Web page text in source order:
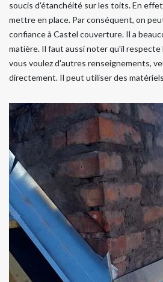
soucis d'étanchéité sur les toits. En
mettre en place. Par conséquent, on
confiance à Castel couverture. Il a
matière. Il faut aussi noter qu'il respecte
vous voulez d'autres renseignements,
directement. Il peut utiliser des